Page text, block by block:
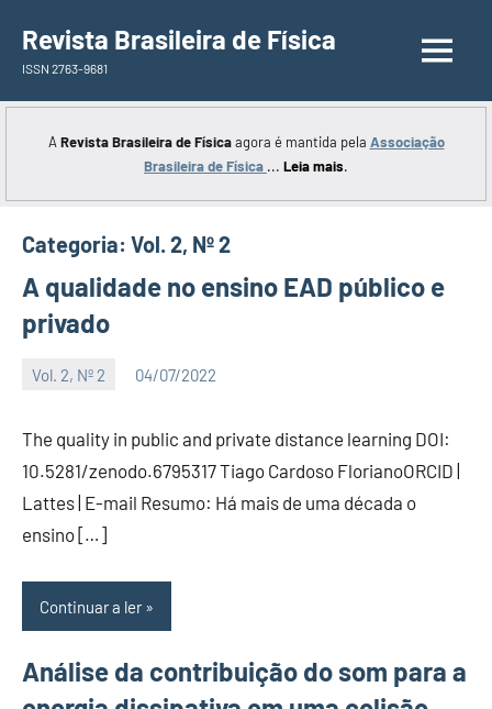
para
conteúdo
Revista Brasileira de Física
ISSN 2763-9681
A Revista Brasileira de Físicaagora é mantida pela Associação
Brasileira de Física ... Leia mais.
Categoria: Vol. 2, Nº 2
A qualidade no ensino EAD público e
privado
Vol. 2, Nº 2 04/07/2022
The quality in public and private distance learning DOI:
10.5281/zenodo.6795317 Tiago Cardoso FlorianoORCID |
Lattes | E-mail Resumo: Há mais de uma década o
ensino […]
Continuar a ler
Análise da contribuição do som para a